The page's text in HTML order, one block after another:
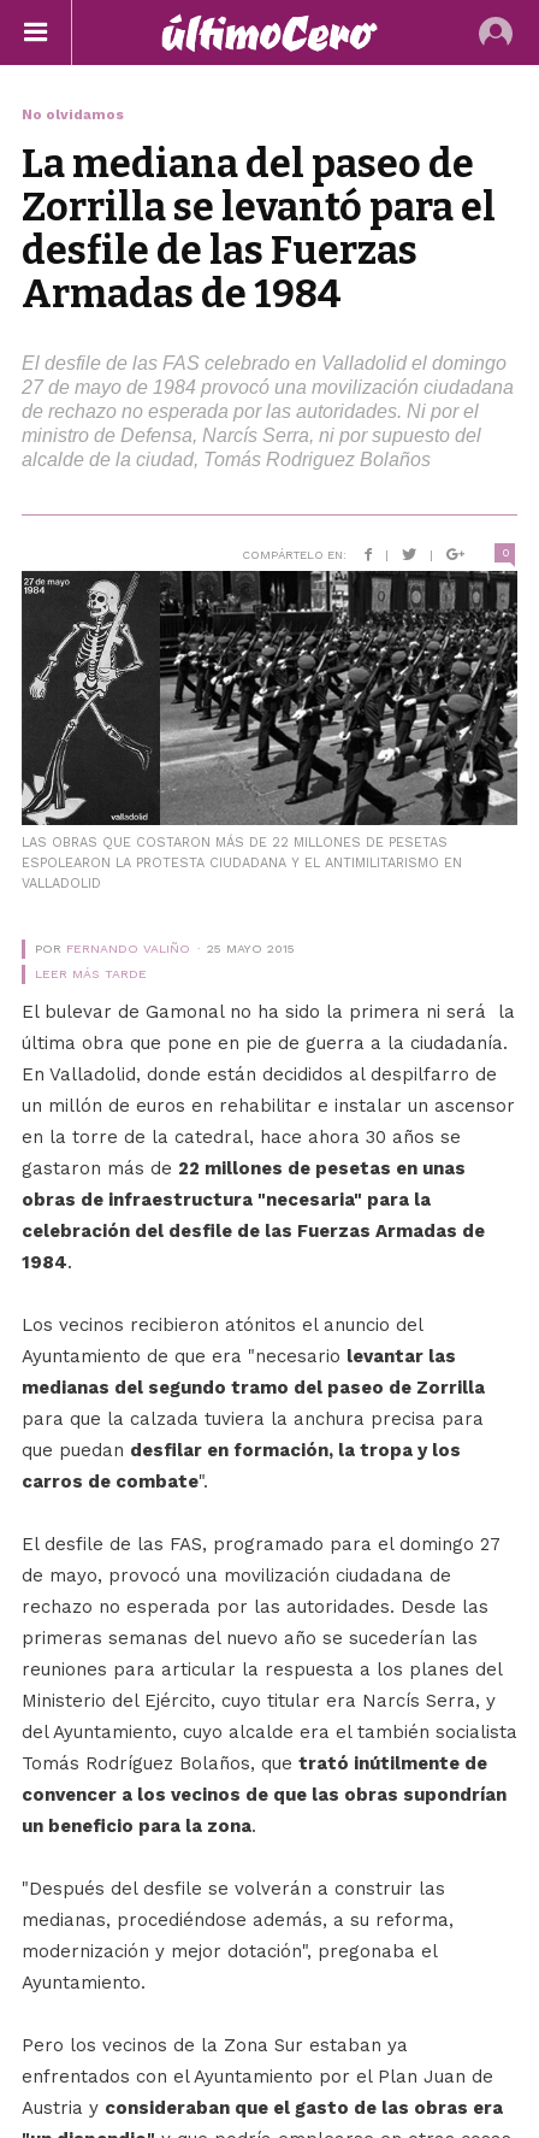
No olvidamos
La mediana del paseo de
Zorrilla se levantó para el
desfile de las Fuerzas
Armadas de 1984
El desfile de las FAS celebrado en Valladolid el domingo
27 de mayo de 1984 provocó una movilización ciudadana
de rechazo no esperada por las autoridades. Ni por el
ministro de Defensa, Narcís Serra, ni por supuesto del
alcalde de la ciudad, Tomás Rodriguez Bolaños
COMPÁRTELO EN: | | 0
LAS OBRAS QUE COSTARON MÁS DE 22 MILLONES DE PESETAS
ESPOLEARON LA PROTESTA CIUDADANA Y EL ANTIMILITARISMO EN
VALLADOLID
POR FERNANDO VALIÑO
25 MAYO 2015
LEER MÁS TARDE
El bulevar de Gamonal no ha sido la primera ni será la
última obra que pone en pie de guerra a la ciudadanía.
En Valladolid, donde están decididos al despilfarro de
un millón de euros en rehabilitar e instalar un ascensor
en la torre de la catedral, hace ahora 30 años se
gastaron más de 22 millones de pesetas en unas
obras de infraestructura "necesaria" para la
celebración del desfile de las Fuerzas Armadas de
1984.
Los vecinos recibieron atónitos el anuncio del
Ayuntamiento de que era "necesario levantar las
medianas del segundo tramo del paseo de Zorrilla
para que la calzada tuviera la anchura precisa para
que puedan desfilar en formación, la tropa y los
carros de combate".
El desfile de las FAS, programado para el domingo 27
de mayo, provocó una movilización ciudadana de
rechazo no esperada por las autoridades. Desde las
primeras semanas del nuevo año se sucederían las
reuniones para articular la respuesta a los planes del
Ministerio del Ejército, cuyo titular era Narcís Serra, y
del Ayuntamiento, cuyo alcalde era el también socialista
Tomás Rodríguez Bolaños, que trató inútilmente de
convencer a los vecinos de que las obras supondrían
un beneficio para la zona.
"Después del desfile se volverán a construir las
medianas, procediéndose además, a su reforma,
modernización y mejor dotación", pregonaba el
Ayuntamiento.
Pero los vecinos de la Zona Sur estaban ya
enfrentados con el Ayuntamiento por el Plan Juan de
Austria y consideraban que el gasto de las obras era